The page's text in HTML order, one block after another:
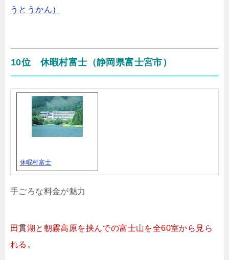
うとうかん）
10位 休暇村富士（静岡県富士宮市）
休暇村富士
手ごろな料金が魅力
田貫湖と朝霧高原を挟んでの富士山を全60室から見ら
れる。